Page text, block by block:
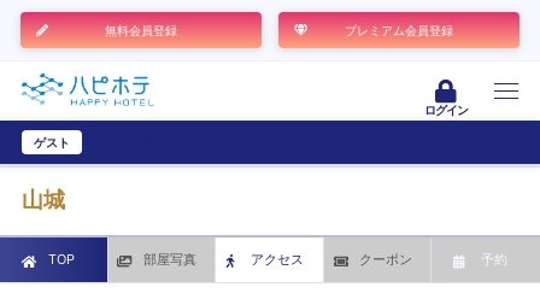
無料会員登録 プレミアム会員登録
ログイン
ゲスト
山城
TOP 部屋写真 アクセス クーポン 予約